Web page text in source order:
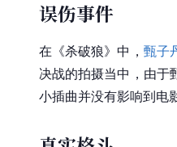
误伤事件
在《杀破狼》中， 甄子
决战的拍摄当中，由于
小插曲并没有影响到电